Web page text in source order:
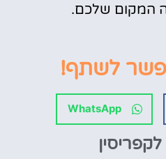
המקום שלכם.
לשתף!
WhatsApp